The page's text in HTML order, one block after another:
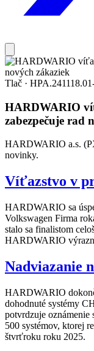
Tlač ·
HARDWARIO
zabezpečuje rad
HARDWARIO a.s.
novinky.
Víťazstvo v
HARDWARIO sa
Volkswagen Firma
stalo sa finalistom
HARDWARIO
Nadviazanie
HARDWARIO
dohodnuté systémy
potvrdzuje
500 systémov, ktorej
štvrťroku roku 2025.